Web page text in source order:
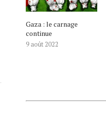
Gaza : le carnage
continue
9 août 2022